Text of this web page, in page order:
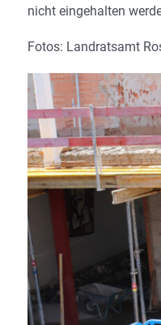
nicht eingehalten
Fotos: Landratsamt